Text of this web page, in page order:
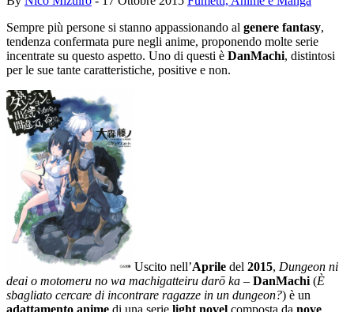
Sempre più persone si stanno appassionando al genere fantasy,
tendenza confermata pure negli anime, proponendo molte serie
incentrate su questo aspetto. Uno di questi è DanMachi, distintosi
per le sue tante caratteristiche, positive e non.
Uscito nell’Aprile del 2015, Dungeon ni
deai o motomeru no wa machigatteiru darō ka – DanMachi (È
sbagliato cercare di incontrare ragazze in un dungeon?) è un